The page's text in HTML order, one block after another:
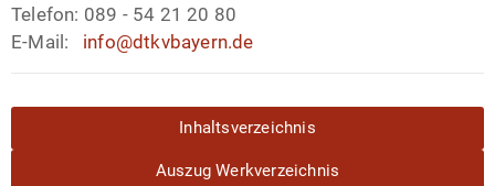
Telefon: 089 - 54 21 20 80
E-Mail: info@dtkvbayern.de
Inhaltsverzeichnis
Auszug Werkverzeichnis